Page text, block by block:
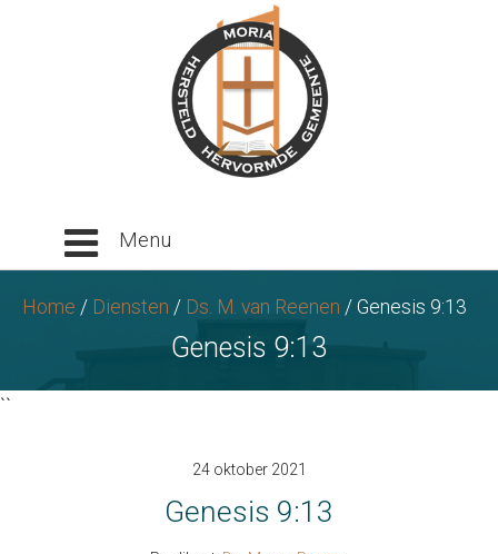
Home / Diensten / Ds. M. van Reenen / Genesis 9:13
Genesis 9:13
``
24 oktober 2021
Genesis 9:13